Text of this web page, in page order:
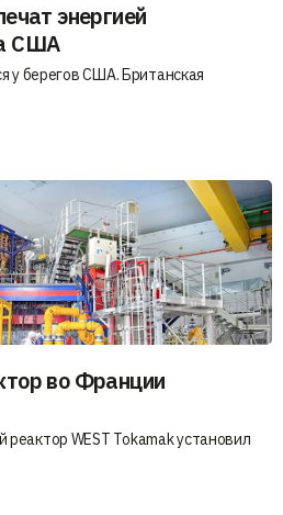
энергией
США
у берегов США. Британская
во Франции
WEST Tokamak установил